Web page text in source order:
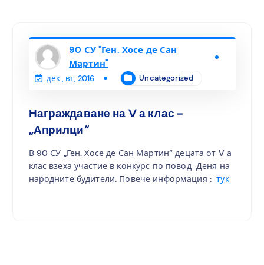
90 СУ "Ген. Хосе де Сан
Мартин"
дек., вт, 2016 Uncategorized
Награждаване на V а клас –
„Априлци“
В 90 СУ „Ген. Хосе де Сан Мартин“ децата от V а
клас взеха участие в конкурс по повод Деня на
народните будители. Повече информация :тук